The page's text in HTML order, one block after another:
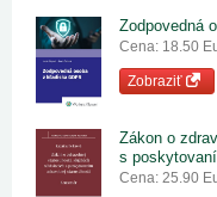
Zodpovedná
Cena: 18.50
Zobraziť
Zákon o
s
Cena: 25.90